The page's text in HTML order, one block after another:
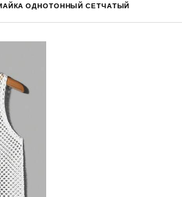
ОДНОТОННЫЙ СЕТЧАТЫЙ